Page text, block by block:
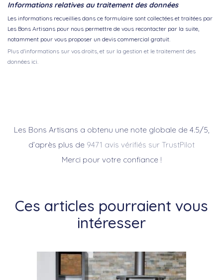
Informations relatives au traitement des données
Les informations recueillies dans ce formulaire sont collectées et traitées par
Les Bons Artisans pour nous permettre de vous recontacter par la suite,
notamment pour vous proposer un devis commercial gratuit.
Plus d'informations sur vos droits, et sur la gestion et le traitement des
données ici.
Les Bons Artisans a obtenu une note globale de 4.5/5,
d’après plus de 9471 avis vérifiés sur TrustPilot
Merci pour votre confiance !
Ces articles pourraient vous
intéresser